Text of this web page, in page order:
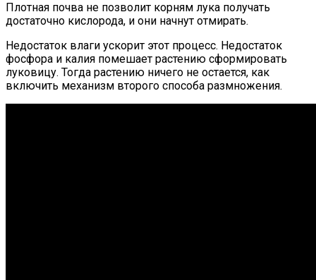
Плотная почва не позволит корням лука получать
достаточно кислорода, и они начнут отмирать.
Недостаток влаги ускорит этот процесс. Недостаток
фосфора и калия помешает растению сформировать
луковицу. Тогда растению ничего не остается, как
включить механизм второго способа размножения.